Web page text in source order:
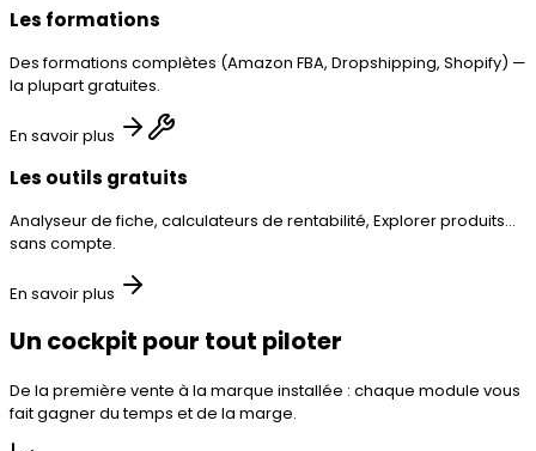
Les formations
Des formations complètes (Amazon FBA, Dropshipping, Shopify) —
la plupart gratuites.
En savoir plus
Les outils gratuits
Analyseur de fiche, calculateurs de rentabilité, Explorer produits…
sans compte.
En savoir plus
Un cockpit pour tout piloter
De la première vente à la marque installée : chaque module vous
fait gagner du temps et de la marge.